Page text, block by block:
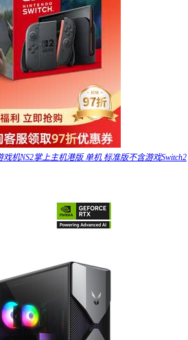
机NS2掌上主机港版 单机 标准版不含游戏Switch2